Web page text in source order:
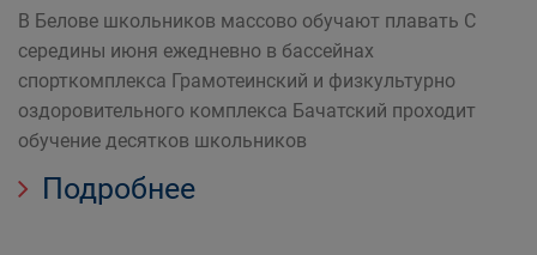
В Белове школьников массово обучают плавать С
середины июня ежедневно в бассейнах
спорткомплекса Грамотеинский и физкультурно
оздоровительного комплекса Бачатский проходит
обучение десятков школьников
Подробнее